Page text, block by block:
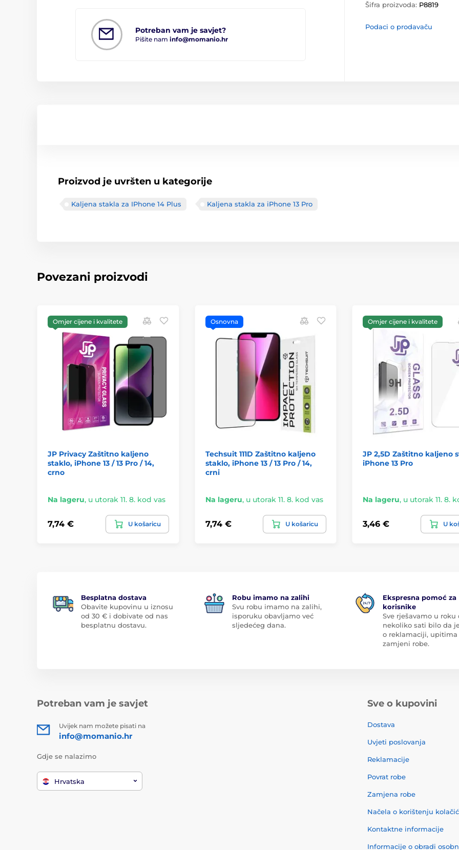
Potreban vam je savjet?
Pišite nam info@momanio.hr
Šifra proizvoda: P8819
Podaci o prodavaču
Proizvod je uvršten u kategorije
Kaljena stakla za IPhone 14 Plus Kaljena stakla za iPhone 13 Pro
Povezani proizvodi
Omjer cijene i kvalitete
JP Privacy Zaštitno kaljeno
staklo, iPhone 13 / 13 Pro / 14,
crno
Na lageru, u utorak 11. 8. kod vas
7,74 € U košaricu
Osnovna
Techsuit 111D Zaštitno kaljeno
staklo, iPhone 13 / 13 Pro / 14,
crni
Na lageru, u utorak 11. 8. kod vas
7,74 € U košaricu
Omjer cijene i kvalitete
JP 2,5D Zaštitno kaljeno
iPhone 13 Pro
Na lageru, u utorak 11. 8.
3,46 € U
Besplatna dostava
Obavite kupovinu u iznosu
od 30 € i dobivate od nas
besplatnu dostavu.
Robu imamo na zalihi
Svu robu imamo na zalihi,
isporuku obavljamo već
sljedećeg dana.
Ekspresna pomoć za
korisnike
Sve rješavamo u roku
nekoliko sati bilo da
o reklamaciji, upitima
zamjeni robe.
Potreban vam je savjet
Uvijek nam možete pisati na
info@momanio.hr
Gdje se nalazimo
Hrvatska
Sve o kupovini
Dostava
Uvjeti poslovanja
Reklamacije
Povrat robe
Zamjena robe
Načela o korištenju
Kontaktne informacije
Informacije o obradi